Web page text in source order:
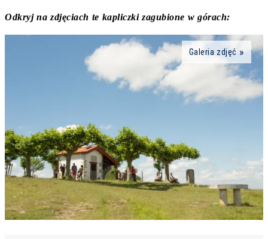
Odkryj na zdjęciach te kapliczki zagubione w górach:
Galeria zdjęć